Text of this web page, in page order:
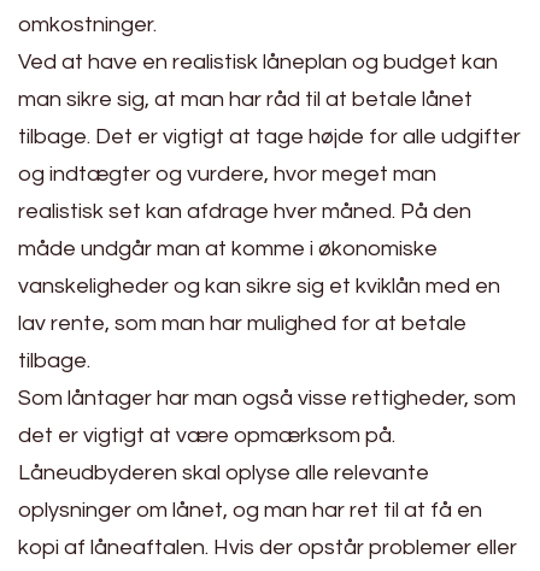
omkostninger.
Ved at have en realistisk låneplan og budget kan
man sikre sig, at man har råd til at betale lånet
tilbage. Det er vigtigt at tage højde for alle udgifter
og indtægter og vurdere, hvor meget man
realistisk set kan afdrage hver måned. På den
måde undgår man at komme i økonomiske
vanskeligheder og kan sikre sig et kviklån med en
lav rente, som man har mulighed for at betale
tilbage.
Som låntager har man også visse rettigheder, som
det er vigtigt at være opmærksom på.
Låneudbyderen skal oplyse alle relevante
oplysninger om lånet, og man har ret til at få en
kopi af låneaftalen. Hvis der opstår problemer eller